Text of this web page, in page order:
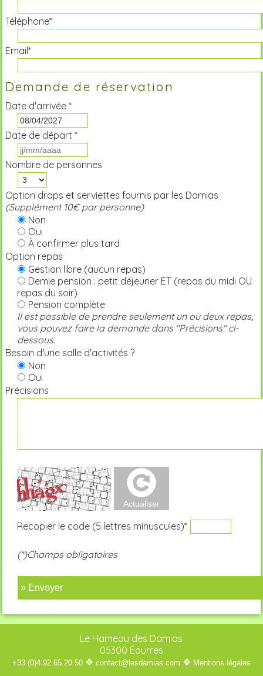
Téléphone*
Email*
Demande de réservation
Date d'arrivée *
Date de départ *
Nombre de personnes
Option draps et serviettes fournis par les Damias
(Supplément 10€ par personne)
Non
Oui
À confirmer plus tard
Option repas
Gestion libre (aucun repas)
Demie pension : petit déjeuner ET (repas du midi OU
repas du soir)
Pension complète
Il est possible de prendre seulement un ou deux repas,
vous pouvez faire la demande dans "Précisions" ci-
dessous.
Besoin d'une salle d'activités ?
Non
Oui
Précisions
Recopier le code (5 lettres minuscules)*
(*)Champs obligatoires
» Envoyer
Le Hameau des Damias
05300 Éourres
+33.(0)4.92.65.20.50 ❖ contact@lesdamias.com ❖ Mentions légales